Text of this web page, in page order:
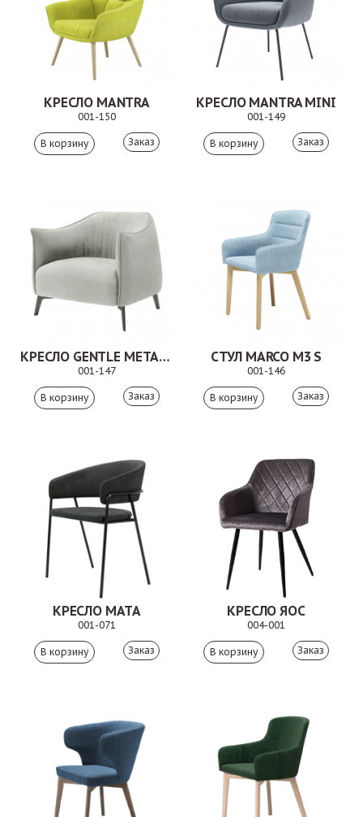
КРЕСЛО MANTRA
001-150
Заказ
КРЕСЛО MANTRA MINI
001-149
Заказ
КРЕСЛО GENTLE МЕТАЛЛ
001-147
Заказ
СТУЛ MARCO M3 S
001-146
Заказ
КРЕСЛО MATA
001-071
Заказ
КРЕСЛО ЯОС
004-001
Заказ